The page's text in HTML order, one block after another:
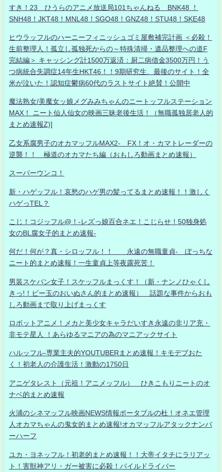
すき！23 ひうらのアニメ放送局101ちゃんねる BNK48 ！
SNH48！JKT48！MNL48！SGO48！GNZ48！STU48！SKE48
ヒウラッフルのハーニーフィニッシュゴミ屋敷補完計画 ＜必殺！
生前整理人！孤立し孤独死からの～特殊清掃・遺品整理への道F
完結編＞ キャッシング計1500万返済：厨二病借金3500万円！う
つ病統合失調症14年生HKT46！！9期研究生、最後のサイト！全
米が泣いた！認知症鬱病60代のラストサイト絶賛！公開中
魔法熟女/美魔女ッ娘メグみみちゃんのニートッフルステーション
MAX！ ニート仙人仙女の映画三昧老後生活！（無職孤独居老人的
まとめ速報Z)]
乙女系腐男子のオカマッフルMAX2- FX！オ・カマトレーダーの
逆襲！！ 極道のオカマたち編（おもしろ動画まとめ速報）
スーパーウンコ！
新・ハゲッフル！哀愁のハゲ男の髪ってるまとめ速報！！激しく
ハゲっTEL？
こじ！コジッフル@！-レズっ娘百合ネエ！こじらせ！50独身処
女のBL腐女子的まとめ速報-
何だ！何が？真・シロッフル！！ 永遠の無職童貞- ぼっちな
ニート的まとめ速報！一生童貞上等夜露死苦！
男装スケバン女子！スケッフルまっくす！（新・ナンノひゃくし
きっ!！ビー玉のおいぬさん的まとめ速報） 話題な事件からおも
しろ動画まで取り上げまっくす
ロボットアニメ！メカと美少女キャラだいすき永遠の非リア充・
非モテ星人 ！あらゆるマニアの為のマニアックサイト
ハルッフル-専業主夫的YOUTUBERまとめ速報！キモデブおた
く！初老人の介護生活！激動の1750日
アニゲタレスト（元祖！アニメッフル） ひきこもりニートのオ
ナベ的まとめ速報
火浦のシネマッフル映画NEWS情報ポータブルの杜！オネエ管理
人オカマちゃんの鬼女的まとめ速報!オカマッフルアタックナンバ
ーハーフ
ユカ・ヨネッフル！初老的まとめ速報！！大帝イタチにラリアッ
ト！害獣神アリ・ガー被害に必殺！パイルドライバー